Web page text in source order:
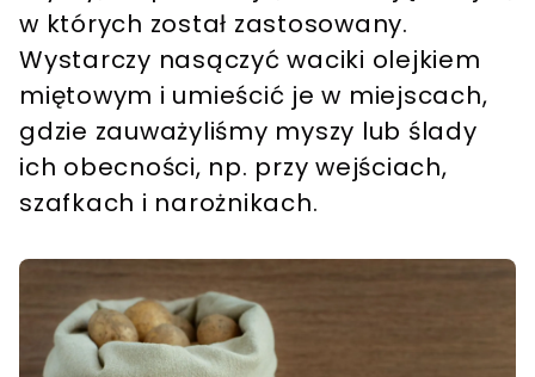
w których został zastosowany.
Wystarczy nasączyć waciki olejkiem
miętowym i umieścić je w miejscach,
gdzie zauważyliśmy myszy lub ślady
ich obecności, np. przy wejściach,
szafkach i narożnikach​.